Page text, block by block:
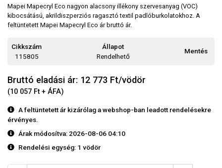
Mapei Mapecryl Eco nagyon alacsony illékony szervesanyag (VOC)
kibocsátású, akrildiszperziós ragasztó textil padlóburkolatokhoz. A
feltüntetett Mapei Mapecryl Eco ár bruttó ár.
Cikkszám
115805
Állapot
Rendelhető
Mentés
Bruttó eladási ár: 12 773 Ft/vödör
(10 057 Ft + ÁFA)
A feltüntetett ár kizárólag a webshop-ban leadott rendelésekre
érvényes.
Árak módosítva: 2026-08-06 04:10
Rendelési egység: 1 vödör